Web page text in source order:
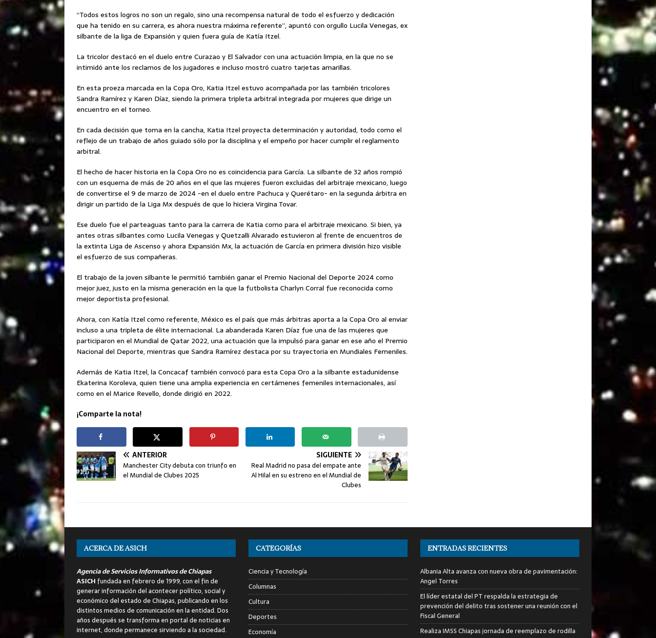
“Todos estos logros no son un regalo, sino una recompensa natural de todo el esfuerzo y dedicación
que ha tenido en su carrera, es ahora nuestra máxima referente”, apuntó con orgullo Lucila Venegas, ex
silbante de la liga de Expansión y quien fuera guía de Katía Itzel.
La tricolor destacó en el duelo entre Curazao y El Salvador con una actuación limpia, en la que no se
intimidó ante los reclamos de los jugadores e incluso mostró cuatro tarjetas amarillas.
En esta proeza marcada en la Copa Oro, Katia Itzel estuvo acompañada por las también tricolores
Sandra Ramírez y Karen Díaz, siendo la primera tripleta arbitral integrada por mujeres que dirige un
encuentro en el torneo.
En cada decisión que toma en la cancha, Katia Itzel proyecta determinación y autoridad, todo como el
reflejo de un trabajo de años guiado sólo por la disciplina y el empeño por hacer cumplir el reglamento
arbitral.
El hecho de hacer historia en la Copa Oro no es coincidencia para García. La silbante de 32 años rompió
con un esquema de más de 20 años en el que las mujeres fueron excluidas del arbitraje mexicano, luego
de convertirse el 9 de marzo de 2024 -en el duelo entre Pachuca y Querétaro- en la segunda árbitra en
dirigir un partido de la Liga Mx después de que lo hiciera Virgina Tovar.
Ese duelo fue el parteaguas tanto para la carrera de Katia como para el arbitraje mexicano. Si bien, ya
antes otras silbantes como Lucila Venegas y Quetzalli Alvarado estuvieron al frente de encuentros de
la extinta Liga de Ascenso y ahora Expansión Mx, la actuación de García en primera división hizo visible
el esfuerzo de sus compañeras.
El trabajo de la joven silbante le permitió también ganar el Premio Nacional del Deporte 2024 como
mejor juez, justo en la misma generación en la que la futbolista Charlyn Corral fue reconocida como
mejor deportista profesional.
Ahora, con Katía Itzel como referente, México es el país que más árbitras aporta a la Copa Oro al enviar
incluso a una tripleta de élite internacional. La abanderada Karen Díaz fue una de las mujeres que
participaron en el Mundial de Qatar 2022, una actuación que la impulsó para ganar en ese año el Premio
Nacional del Deporte, mientras que Sandra Ramírez destaca por su trayectoria en Mundiales Femeniles.
Además de Katia Itzel, la Concacaf también convocó para esta Copa Oro a la silbante estadunidense
Ekaterina Koroleva, quien tiene una amplia experiencia en certámenes femeniles internacionales, así
como en el Marice Revello, donde dirigió en 2022.
¡Comparte la nota!
ANTERIOR
Manchester City debuta con triunfo en
el Mundial de Clubes 2025
SIGUIENTE
Real Madrid no pasa del empate ante
Al Hilal en su estreno en el Mundial de
Clubes
ACERCA DE ASICH
Agencia de Servicios Informativos de Chiapas
ASICH fundada en febrero de 1999, con el fin de
generar información del acontecer político, social y
económico del estado de Chiapas, publicando en los
distintos medios de comunicación en la entidad. Dos
años después se transforma en portal de noticias en
internet, donde permanece sirviendo a la sociedad.
CATEGORÍAS
Ciencia y Tecnología
Columnas
Cultura
Deportes
Economía
ENTRADAS RECIENTES
Albania Alta avanza con nueva obra de pavimentación:
Angel Torres
El líder estatal del PT respalda la estrategia de
prevención del delito tras sostener una reunión con el
Fiscal General
Realiza IMSS Chiapas jornada de reemplazo de rodilla